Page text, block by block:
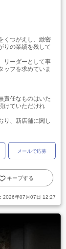
くつがえし、緻密
りの業績を残して
リーダーとして事
ッフを求めていま
責任なものはいた
けていただけれ
り、新店舗に関し
メールで応募
キープする
2026年07月07日 12:27